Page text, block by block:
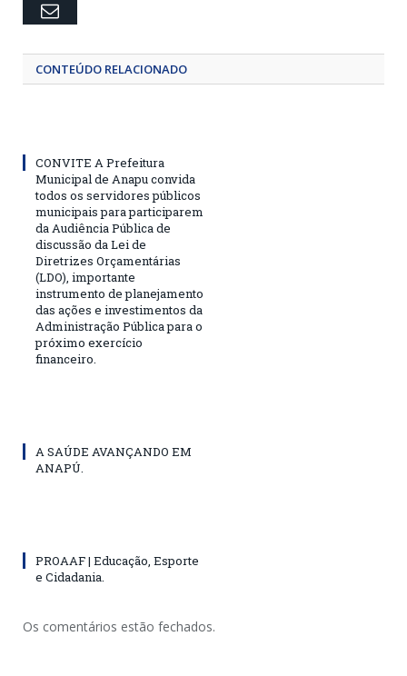
Email
CONTEÚDO RELACIONADO
CONVITE A Prefeitura
Municipal de Anapu convida
todos os servidores públicos
municipais para participarem
da Audiência Pública de
discussão da Lei de
Diretrizes Orçamentárias
(LDO), importante
instrumento de planejamento
das ações e investimentos da
Administração Pública para o
próximo exercício
financeiro.
A SAÚDE AVANÇANDO EM
ANAPÚ.
PROAAF | Educação, Esporte
e Cidadania.
Os comentários estão fechados.